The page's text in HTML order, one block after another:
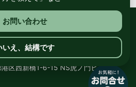
サイクルスポット ル・サイク
西新橋1-6-15 NS虎ノ門ビル8階
お問い合わせ
いえ、結構です